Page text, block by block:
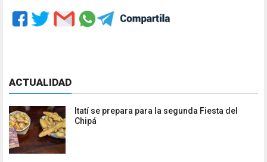
ACTUALIDAD
Itatí se prepara para la segunda Fiesta del
Chipá